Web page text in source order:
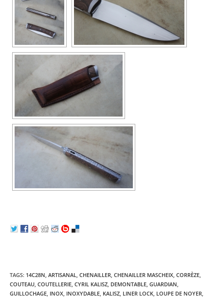
TAGS: 14C28N, ARTISANAL, CHENAILLER, CHENAILLER MASCHEIX, CORRÈZE,
COUTEAU, COUTELLERIE, CYRIL KALISZ, DEMONTABLE, GUARDIAN,
GUILLOCHAGE, INOX, INOXYDABLE, KALISZ, LINER LOCK, LOUPE DE NOYER,